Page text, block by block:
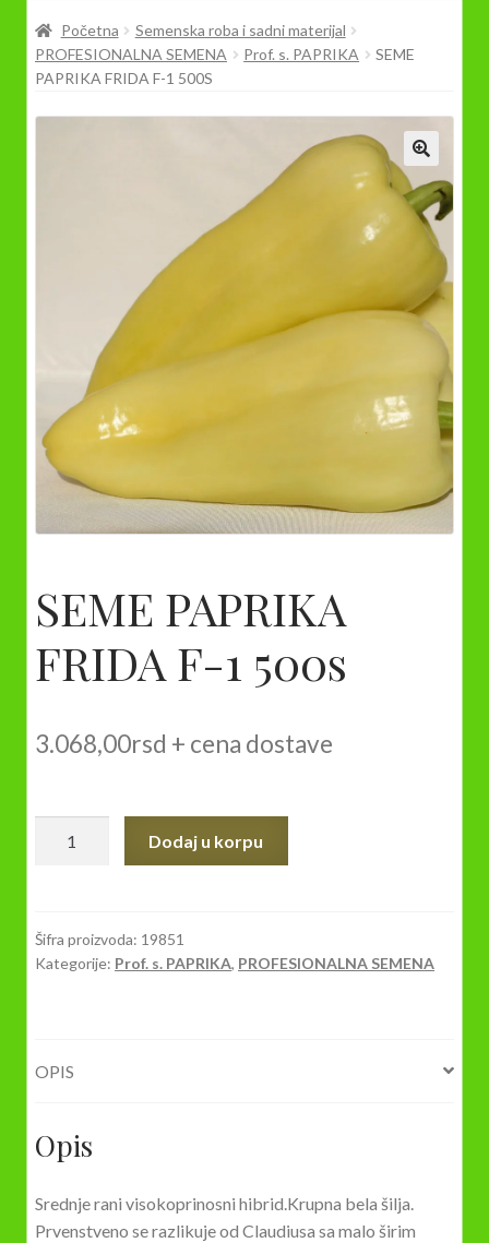
Prodavnica
Početna
Semenska roba i sadni materijal
PROFESIONALNA SEMENA
Prof. s. PAPRIKA
SEME
PAPRIKA FRIDA F-1 500S
SEME PAPRIKA
FRIDA F-1 500s
3.068,00rsd + cena dostave
1
500s
Dodaj u korpu
Šifra proizvoda: 19851
Kategorije: Prof. s. PAPRIKA, PROFESIONALNA SEMENA
OPIS
Opis
Srednje rani visokoprinosni hibrid.Krupna bela šilja.
Prvenstveno se razlikuje od Claudiusa sa malo širim